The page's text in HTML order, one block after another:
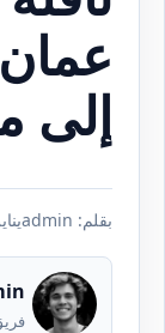
إلى
بقلم: admin يناير 11,